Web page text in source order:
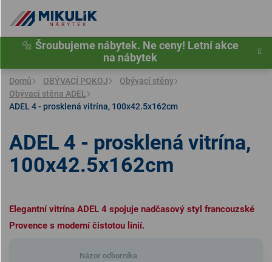
obsah
🔩 Šroubujeme nábytek. Ne ceny! Letní akce
na nábytek
Domů OBÝVACÍ POKOJ
Obývací stěny
Obývací stěna ADEL
ADEL 4 - prosklená vitrína, 100x42.5x162cm
Elegantní vitrína ADEL 4 spojuje nadčasový styl francouzské
Provence s moderní čistotou linií.
Názor odborníka
ADEL 4 - prosklená vitrína,
100x42.5x162cm